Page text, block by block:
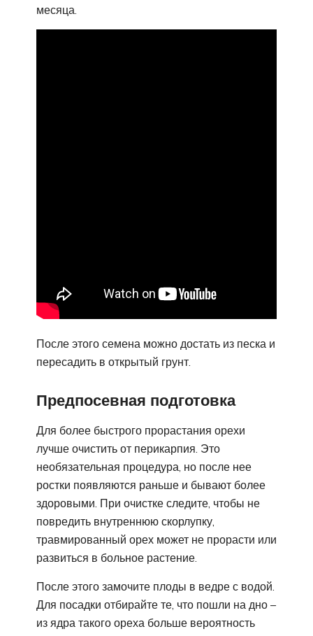
месяца.
После этого семена можно достать из песка и
пересадить в открытый грунт.
Предпосевная подготовка
Для более быстрого прорастания орехи
лучше очистить от перикарпия. Это
необязательная процедура, но после нее
ростки появляются раньше и бывают более
здоровыми. При очистке следите, чтобы не
повредить внутреннюю скорлупку,
травмированный орех может не прорасти или
развиться в больное растение.
После этого замочите плоды в ведре с водой.
Для посадки отбирайте те, что пошли на дно –
из ядра такого ореха больше вероятность